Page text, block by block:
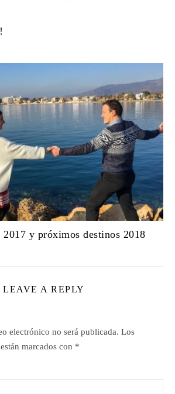
2017 y próximos destinos 2018
LEAVE A REPLY
electrónico no será publicada. Los
marcados con *